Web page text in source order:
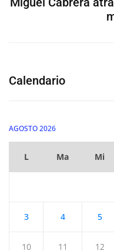
Calendario
AGOSTO 2026
L Ma Mi
3 4 5
10 11 12